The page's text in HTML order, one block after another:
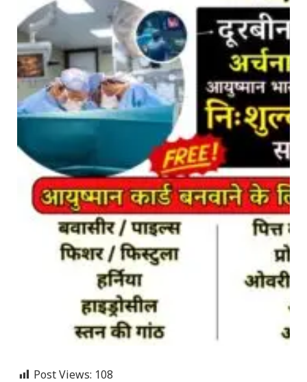
Post Views: 108